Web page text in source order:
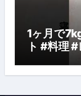
1ヶ月で
ト #料理